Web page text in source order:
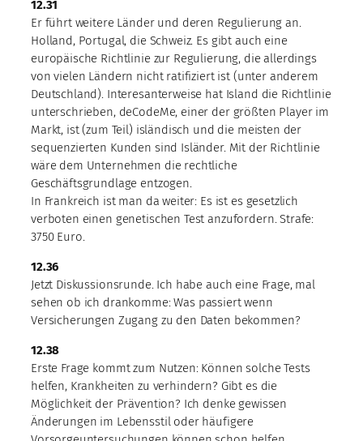
12.31
Er führt weitere Länder und deren Regulierung an.
Holland, Portugal, die Schweiz. Es gibt auch eine
europäische Richtlinie zur Regulierung, die allerdings
von vielen Ländern nicht ratifiziert ist (unter anderem
Deutschland). Interesanterweise hat Island die Richtlinie
unterschrieben, deCodeMe, einer der größten Player im
Markt, ist (zum Teil) isländisch und die meisten der
sequenzierten Kunden sind Isländer. Mit der Richtlinie
wäre dem Unternehmen die rechtliche
Geschäftsgrundlage entzogen.
In Frankreich ist man da weiter: Es ist es gesetzlich
verboten einen genetischen Test anzufordern. Strafe:
3750 Euro.
12.36
Jetzt Diskussionsrunde. Ich habe auch eine Frage, mal
sehen ob ich drankomme: Was passiert wenn
Versicherungen Zugang zu den Daten bekommen?
12.38
Erste Frage kommt zum Nutzen: Können solche Tests
helfen, Krankheiten zu verhindern? Gibt es die
Möglichkeit der Prävention? Ich denke gewissen
Änderungen im Lebensstil oder häufigere